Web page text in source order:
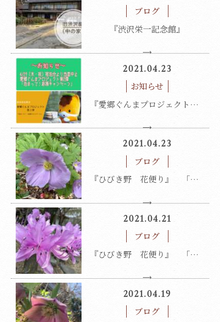
ブログ
『渋沢栄一記念館』
2021.04.23
お知らせ
『愛郷ぐんまプロジェクト第2弾「泊まって！応援キャンペーン」』 4月29日宿泊分より当面の間中止となりました。
2021.04.23
ブログ
『ひびき野 花便り』 「シラネアオイ(白根葵)」
2021.04.21
ブログ
『ひびき野 花便り』 「ミツバツツジ(三葉躑躅)」
2021.04.19
ブログ